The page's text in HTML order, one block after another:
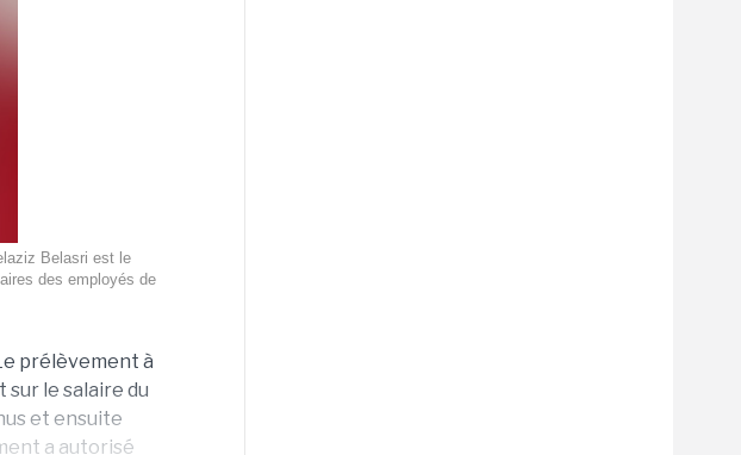
Belasri est le
des employés de
prélèvement à
le salaire du
et ensuite
a autorisé